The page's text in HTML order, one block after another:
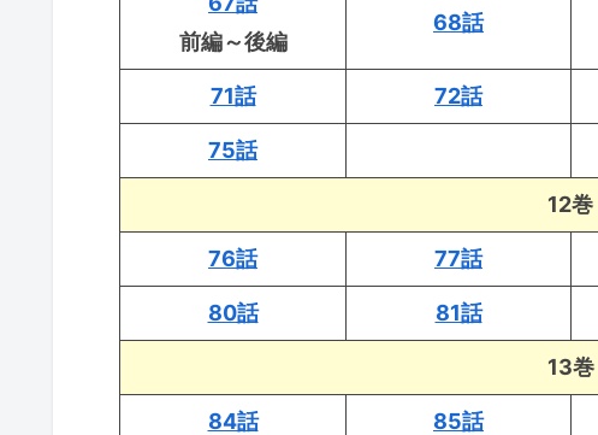
前編～後編
68話
71話 72話
75話
12巻
76話 77話
80話 81話
13巻
84話 85話